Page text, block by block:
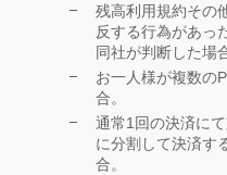
残高利用規約その
反する行為があっ
同社が判断した場
お一人様が複数の
合。
通常1回の決済に
に分割して決済す
合。